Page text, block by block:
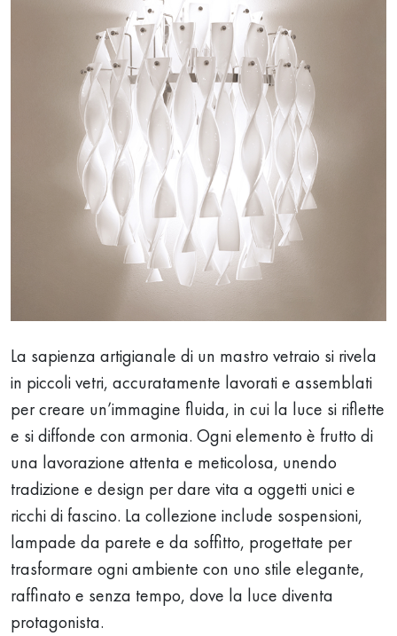
La sapienza artigianale di un mastro vetraio si rivela
in piccoli vetri, accuratamente lavorati e assemblati
per creare un’immagine fluida, in cui la luce si riflette
e si diffonde con armonia. Ogni elemento è frutto di
una lavorazione attenta e meticolosa, unendo
tradizione e design per dare vita a oggetti unici e
ricchi di fascino. La collezione include sospensioni,
lampade da parete e da soffitto, progettate per
trasformare ogni ambiente con uno stile elegante,
raffinato e senza tempo, dove la luce diventa
protagonista.